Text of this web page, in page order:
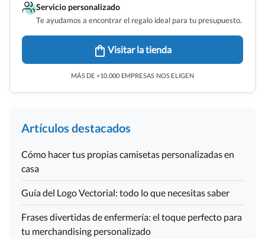
Servicio personalizado
Te ayudamos a encontrar el regalo ideal para tu presupuesto.
Visitar la tienda
MÁS DE +10.000 EMPRESAS NOS ELIGEN
Artículos destacados
Cómo hacer tus propias camisetas personalizadas en
casa
Guía del Logo Vectorial: todo lo que necesitas saber
Frases divertidas de enfermería: el toque perfecto para
tu merchandising personalizado